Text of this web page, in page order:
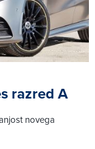
razred A
novega